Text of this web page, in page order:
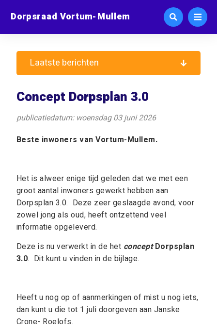
Dorpsraad Vortum-Mullem
Concept Dorpsplan 3.0
publicatiedatum: woensdag 03 juni 2026
Beste inwoners van Vortum-Mullem.
Het is alweer enige tijd geleden dat we met een
groot aantal inwoners gewerkt hebben aan
Dorpsplan 3.0. Deze zeer geslaagde avond, voor
zowel jong als oud, heeft ontzettend veel
informatie opgeleverd.
Deze is nu verwerkt in de het conceptDorpsplan
3.0. Dit kunt u vinden in de bijlage.
Heeft u nog op of aanmerkingen of mist u nog iets,
dan kunt u die tot 1 juli doorgeven aan Janske
Crone- Roelofs.
Laatste berichten